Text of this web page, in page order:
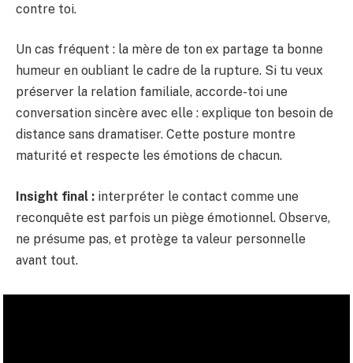
contre toi.
Un cas fréquent : la mère de ton ex partage ta bonne
humeur en oubliant le cadre de la rupture. Si tu veux
préserver la relation familiale, accorde-toi une
conversation sincère avec elle : explique ton besoin de
distance sans dramatiser. Cette posture montre
maturité et respecte les émotions de chacun.
Insight final : interpréter le contact comme une
reconquête est parfois un piège émotionnel. Observe,
ne présume pas, et protège ta valeur personnelle
avant tout.